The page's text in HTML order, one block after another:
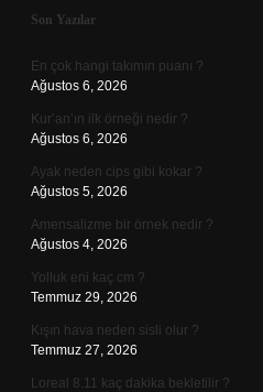
Sidebar
Son Yazılar
En çok hangi takımın puanı ?
Ağustos 6, 2026
Kur’an’ın ilk örneği nedir ?
Ağustos 6, 2026
Ayak neden cips gibi kokar ?
Ağustos 5, 2026
Amensalizme bir örnek nedir ?
Ağustos 4, 2026
Yolluk eni kaç cm ?
Temmuz 29, 2026
Kışın hava neden sisli olur ?
Temmuz 27, 2026
Loreal 8.11 kaç dakika bekletilir ?